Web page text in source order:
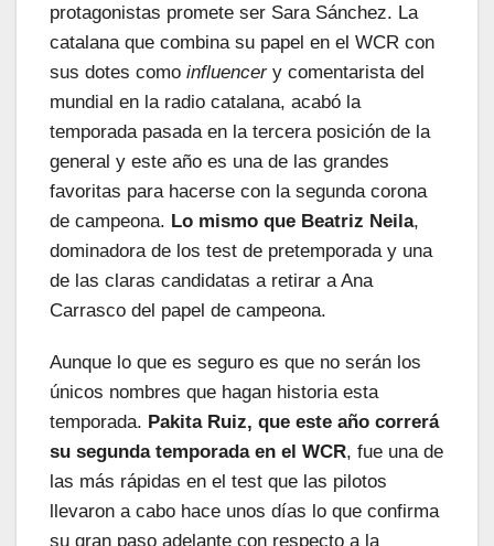
protagonistas promete ser Sara Sánchez. La
catalana que combina su papel en el WCR con
sus dotes como influencery comentarista del
mundial en la radio catalana, acabó la
temporada pasada en la tercera posición de la
general y este año es una de las grandes
favoritas para hacerse con la segunda corona
de campeona. Lo mismo que Beatriz Neila,
dominadora de los test de pretemporada y una
de las claras candidatas a retirar a Ana
Carrasco del papel de campeona.
Aunque lo que es seguro es que no serán los
únicos nombres que hagan historia esta
temporada. Pakita Ruiz, que este año correrá
su segunda temporada en el WCR, fue una de
las más rápidas en el test que las pilotos
llevaron a cabo hace unos días lo que confirma
su gran paso adelante con respecto a la